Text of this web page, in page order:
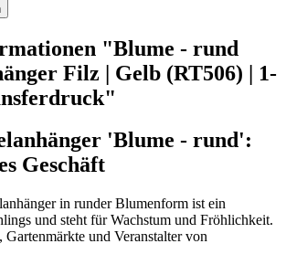
"Blume - rund
Filz | Gelb (RT506) | 1-
'Blume - rund':
Geschäft
in runder Blumenform ist ein
und steht für Wachstum und Fröhlichkeit.
und Veranstalter von